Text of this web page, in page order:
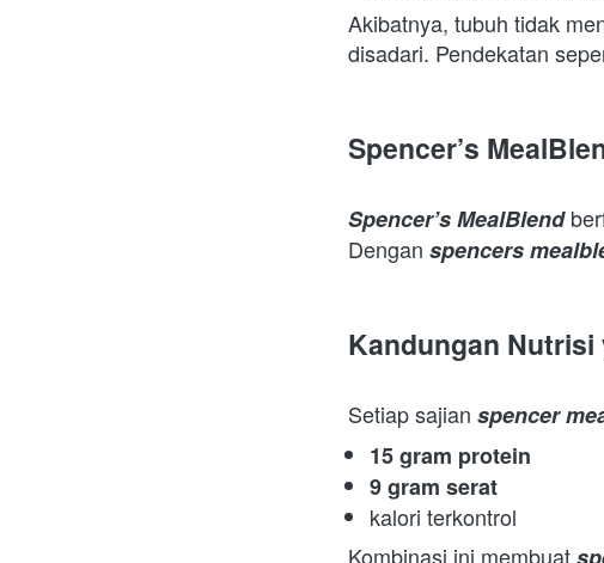
Akibatnya, tubuh tidak
disadari. Pendekatan
Spencer’s
Spencer’s MealBlend
Dengan spencers
Kandungan Nutrisi
Setiap sajian spencer
15 gram protein
9 gram serat
kalori terkontrol
Kombinasi ini membuat